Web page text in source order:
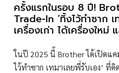
ครั้งแรกในรอบ 8 ปี!
Trade-In ‘ทิ้งไว้ทำซาก
เครื่องเก่า ได้เครื่องใหม่
ในปี 2025 นี้ Brother ได้เปิดแ
ไว้ทำซาก เทมาเลยพี่รับเอง’ ที่